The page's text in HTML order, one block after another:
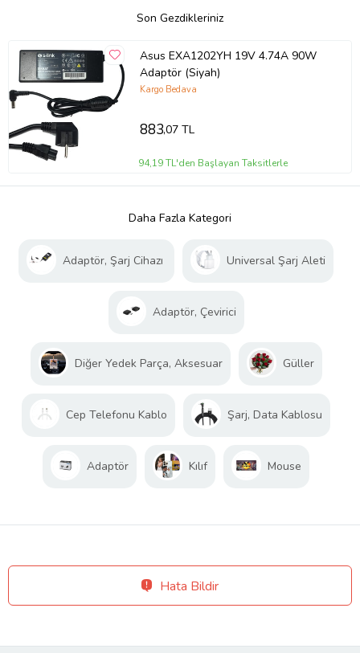
Son Gezdikleriniz
Asus EXA1202YH 19V 4.74A 90W
Adaptör (Siyah)
Kargo Bedava
883,07 TL
94,19 TL'den Başlayan Taksitlerle
Daha Fazla Kategori
Adaptör, Şarj Cihazı Universal Şarj Aleti
Adaptör, Çevirici
Diğer Yedek Parça, Aksesuar Güller
Cep Telefonu Kablo Şarj, Data Kablosu
Adaptör Kılıf Mouse
Hata Bildir